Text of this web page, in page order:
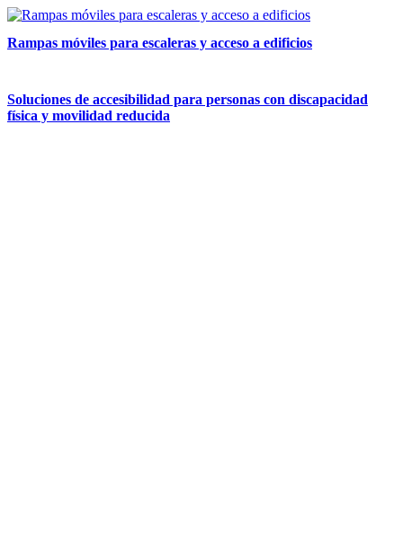
Rampas móviles para escaleras y acceso a edificios
Soluciones de accesibilidad para personas con discapacidad
física y movilidad reducida